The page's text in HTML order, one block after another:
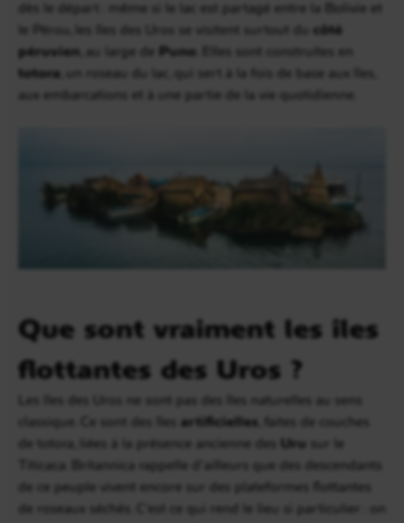
dès le départ : même si le lac est partagé entre la Bolivie et
le Pérou, les îles des Uros se visitent surtout du côté
péruvien , au large de Puno . Elles sont construites en
totora , un roseau du lac, qui sert à la fois de base aux îles,
aux embarcations et à une partie de la vie quotidienne.
Que sont vraiment les îles
flottantes des Uros ?
Les îles des Uros ne sont pas des îles naturelles au sens
classique. Ce sont des îles artificielles , faites de couches
de totora, liées à la présence ancienne des Uru sur le
Titicaca. Britannica rappelle d’ailleurs que des descendants
de ce peuple vivent encore sur des plateformes flottantes
de roseaux séchés. C’est ce qui rend le lieu si particulier : on